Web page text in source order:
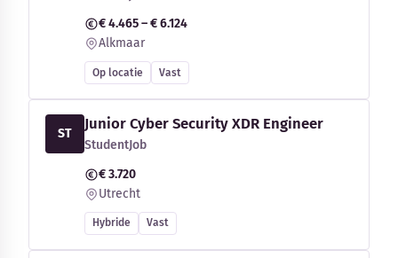
€ 4.465 – € 6.124
Alkmaar
Op locatie Vast
ST
Junior Cyber Security XDR Engineer
StudentJob
€ 3.720
Utrecht
Hybride Vast